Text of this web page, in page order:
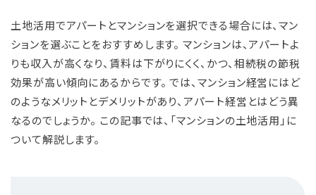
土地活用でアパートとマンションを選択できる場合には、マン
ションを選ぶことをおすすめします。 マンションは、アパートよ
りも収入が高くなり、賃料は下がりにくく、かつ、相続税の節税
効果が高い傾向にあるからです。 では、マンション経営にはど
のようなメリットとデメリットがあり、アパート経営とはどう異
なるのでしょうか。 この記事では、「マンションの土地活用」に
ついて解説します。